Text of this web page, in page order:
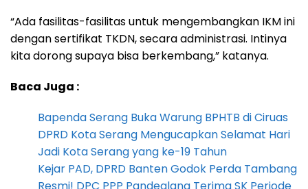
“Ada fasilitas-fasilitas untuk mengembangkan IKM ini
dengan sertifikat TKDN, secara administrasi. Intinya
kita dorong supaya bisa berkembang,” katanya.
Baca Juga :
Bapenda Serang Buka Warung BPHTB di Ciruas
DPRD Kota Serang Mengucapkan Selamat Hari
Jadi Kota Serang yang ke-19 Tahun
Kejar PAD, DPRD Banten Godok Perda Tambang